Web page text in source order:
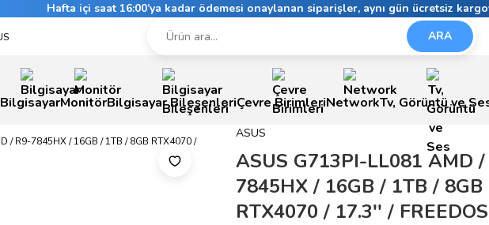
Hafta içi saat 16:00’ya kadar ödemesi onaylanan siparişler, aynı gün ücretsiz
ARA
BilgisayarMonitörBilgisayar BileşenleriÇevre BirimleriNetworkTv, Görüntü ve
ASUS
ASUS G713PI-LL081 AMD
7845HX / 16GB / 1TB / 8GB
RTX4070 / 17.3'' / FREEDOS